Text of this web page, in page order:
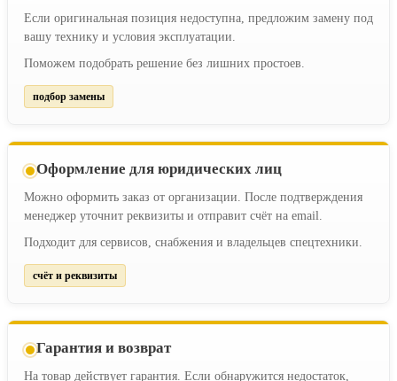
Если оригинальная позиция недоступна, предложим замену под
вашу технику и условия эксплуатации.
Поможем подобрать решение без лишних простоев.
подбор замены
Оформление для юридических лиц
Можно оформить заказ от организации. После подтверждения
менеджер уточнит реквизиты и отправит счёт на email.
Подходит для сервисов, снабжения и владельцев спецтехники.
счёт и реквизиты
Гарантия и возврат
На товар действует гарантия. Если обнаружится недостаток,